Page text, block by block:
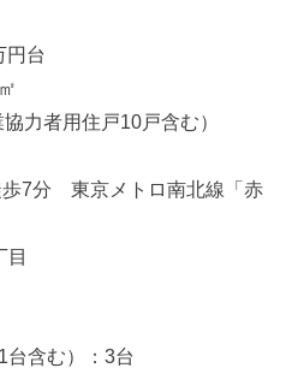
円台
力者用住戸10戸含む）
歩7分 東京メトロ南北線「赤
目
台含む）：3台